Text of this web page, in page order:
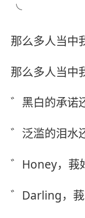
╰
那么多人当中
那么多人当中
゛黑白的承诺
゛泛滥的泪水
゛Honey，莪
゛Darling，